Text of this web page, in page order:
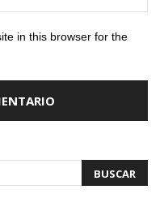
in this browser for the